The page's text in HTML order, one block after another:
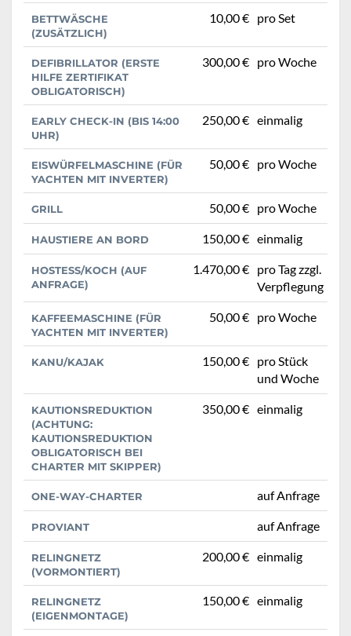
BETTWÄSCHE
(ZUSÄTZLICH)
10,00 € pro Set
DEFIBRILLATOR (ERSTE
HILFE ZERTIFIKAT
OBLIGATORISCH)
300,00 € pro Woche
EARLY CHECK-IN (BIS 14:00
UHR)
250,00 € einmalig
EISWÜRFELMASCHINE (FÜR
YACHTEN MIT INVERTER)
50,00 € pro Woche
GRILL 50,00 € pro Woche
HAUSTIERE AN BORD 150,00 € einmalig
HOSTESS/KOCH (AUF
ANFRAGE)
1.470,00 € pro Tag zzgl.
Verpflegung
KAFFEEMASCHINE (FÜR
YACHTEN MIT INVERTER)
50,00 € pro Woche
KANU/KAJAK 150,00 € pro Stück
und Woche
KAUTIONSREDUKTION
(ACHTUNG:
KAUTIONSREDUKTION
OBLIGATORISCH BEI
CHARTER MIT SKIPPER)
350,00 € einmalig
ONE-WAY-CHARTER auf Anfrage
PROVIANT auf Anfrage
RELINGNETZ
(VORMONTIERT)
200,00 € einmalig
RELINGNETZ
(EIGENMONTAGE)
150,00 € einmalig